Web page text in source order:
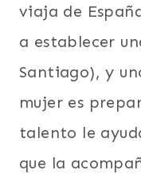
viaja de
a establecer
Santiago), y
mujer es
talento le
que la